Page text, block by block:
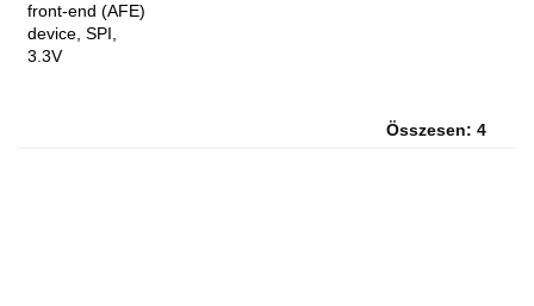
front-end (AFE)
device, SPI,
3.3V
Összesen: 4